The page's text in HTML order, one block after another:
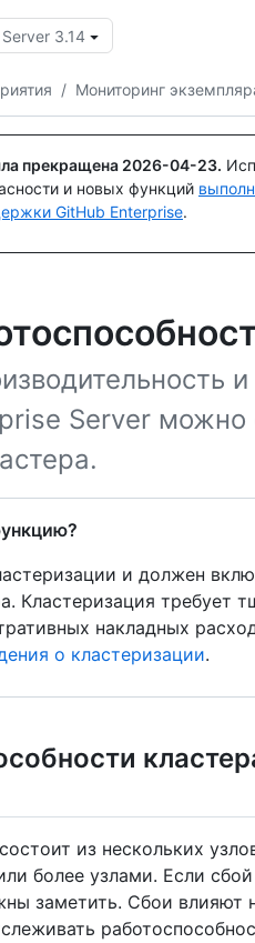
3.14
/ Мониторинг
прекращена 2026-04-23.
и новых функций
GitHub Enterprise.
Server можно
и должен
Кластеризация требует
накладных
о кластеризации.
из нескольких
более узлами. Если
заметить. Сбои влияют